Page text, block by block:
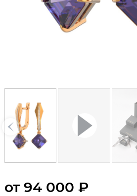
от 94 000 ₽